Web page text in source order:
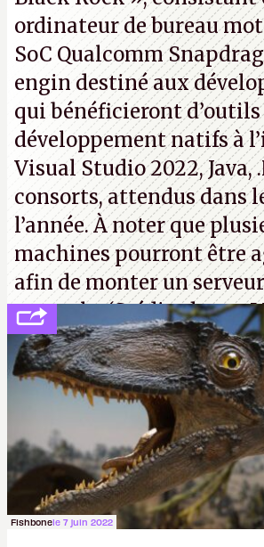
ordinateur de bureau
SoC Qualcomm
engin destiné aux
qui bénéficieront d’outils
développement natifs à
Visual Studio 2022, Java,
consorts, attendus dans
l’année. À noter que
machines pourront être
afin de monter un
exemple. (Crédit photo :
Fishbonele 7 juin 2022